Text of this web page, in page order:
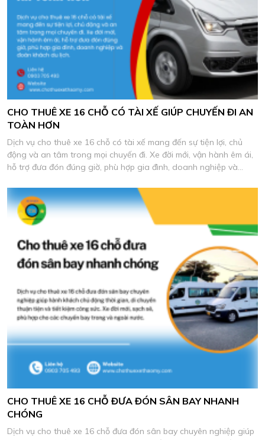
CHO THUÊ XE 16 CHỖ CÓ TÀI XẾ GIÚP CHUYẾN ĐI AN
TOÀN HƠN
Dịch vụ cho thuê xe 16 chỗ có tài xế mang đến sự tiện lợi, chủ
động và an tâm trong mọi chuyến đi. Xe đời mới, vận hành êm ái,
hỗ trợ đưa đón đúng giờ, phù hợp gia đình, doanh nghiệp và
CHO THUÊ XE 16 CHỖ ĐƯA ĐÓN SÂN BAY NHANH
CHÓNG
Dịch vụ cho thuê xe 16 chỗ đưa đón sân bay chuyên nghiệp giúp